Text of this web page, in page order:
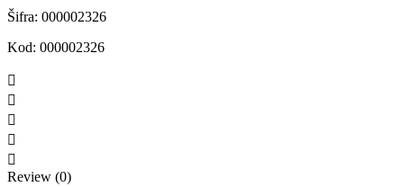
Šifra: 000002326
Kod: 000002326





Review (0)